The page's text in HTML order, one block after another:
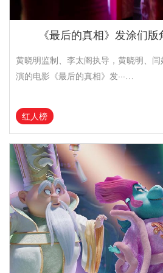
《最后的真相》发涂们
黄晓明监制、李太阁执导，黄晓明、
演的电影《最后的真相》发···…
红人榜